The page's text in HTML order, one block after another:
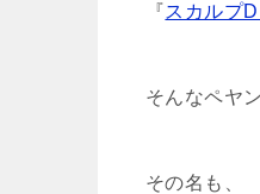
『スカルプ
そんなペヤ
その名も、